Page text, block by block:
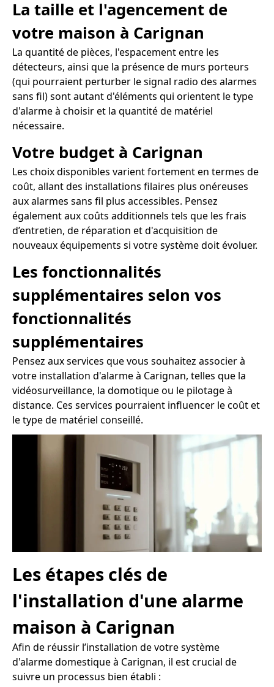
La taille et l'agencement de
votre maison à Carignan
La quantité de pièces, l'espacement entre les
détecteurs, ainsi que la présence de murs porteurs
(qui pourraient perturber le signal radio des alarmes
sans fil) sont autant d'éléments qui orientent le type
d'alarme à choisir et la quantité de matériel
nécessaire.
Votre budget à Carignan
Les choix disponibles varient fortement en termes de
coût, allant des installations filaires plus onéreuses
aux alarmes sans fil plus accessibles. Pensez
également aux coûts additionnels tels que les frais
d’entretien, de réparation et d'acquisition de
nouveaux équipements si votre système doit évoluer.
Les fonctionnalités
supplémentaires selon vos
fonctionnalités
supplémentaires
Pensez aux services que vous souhaitez associer à
votre installation d'alarme à Carignan, telles que la
vidéosurveillance, la domotique ou le pilotage à
distance. Ces services pourraient influencer le coût et
le type de matériel conseillé.
Les étapes clés de
l'installation d'une alarme
maison à Carignan
Afin de réussir l’installation de votre système
d'alarme domestique à Carignan, il est crucial de
suivre un processus bien établi :